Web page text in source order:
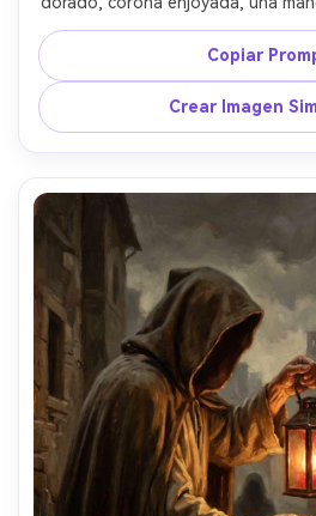
dorada, cortina oscura y vaporosa
desde la izquierda, sombras
corte lujosa, textura de óleo
colores opulentos, actitud real
Copiar
Crear Imagen